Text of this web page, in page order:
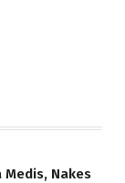
Medis, Nakes